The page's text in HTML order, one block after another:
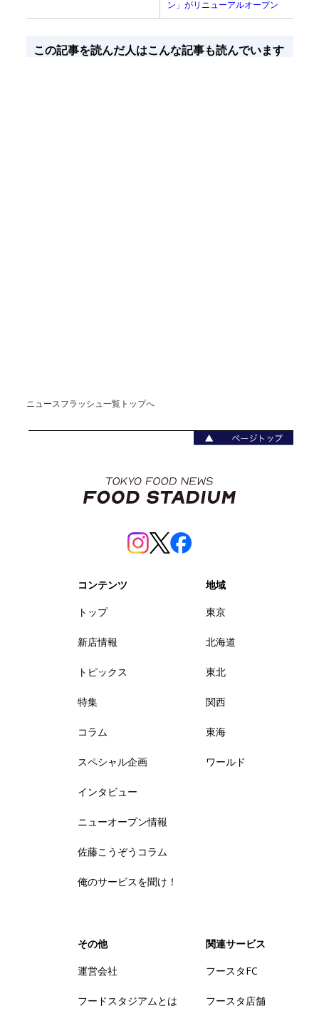
ン」がリニューアルオープン
この記事を読んだ人はこんな記事も読んでいます
ニュースフラッシュ一覧トップへ
コンテンツ
トップ
新店情報
トピックス
特集
コラム
スペシャル企画
インタビュー
ニューオープン情報
佐藤こうぞうコラム
俺のサービスを聞け！
地域
東京
北海道
東北
関西
東海
ワールド
その他
運営会社
フードスタジアムとは
関連サービス
フースタFC
フースタ店舗